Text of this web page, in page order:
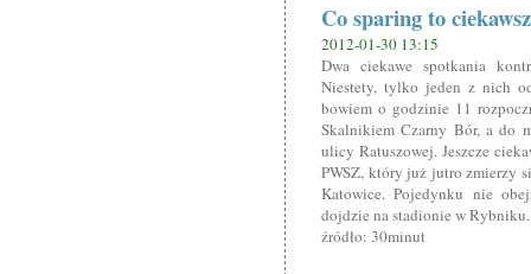
Co sparing to
2012-01-30 13:15
Dwa ciekawe spotkania
Niestety, tylko jeden z nich
bowiem o godzinie 11
Skalnikiem Czarny Bór, a do
ulicy Ratuszowej. Jeszcze
PWSZ, który już jutro zmierzy
Katowice. Pojedynku nie
dojdzie na stadionie w
źródło: 30minut